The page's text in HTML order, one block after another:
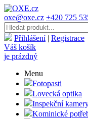
oxe@oxe.cz +420 725
Přihlášení| Registrace
Váš košík
je prázdný
Menu
Fotopasti
Lovecká optika
Inspekční
Kominické